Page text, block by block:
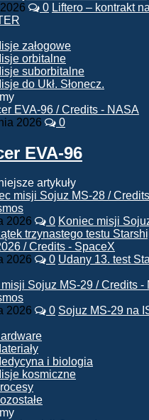
0 Liftero – kontrakt
załogowe
orbitalne
suborbitalne
do Ukł. Słonecz.
2026 0
EVA-96
artykuły
2026 0 Koniec misji
2026 0 Udany 13. test
2026 0 Sojuz MS-29 na
i biologia
kosmiczne